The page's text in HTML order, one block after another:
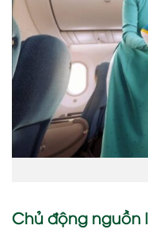
Chủ động nguồn